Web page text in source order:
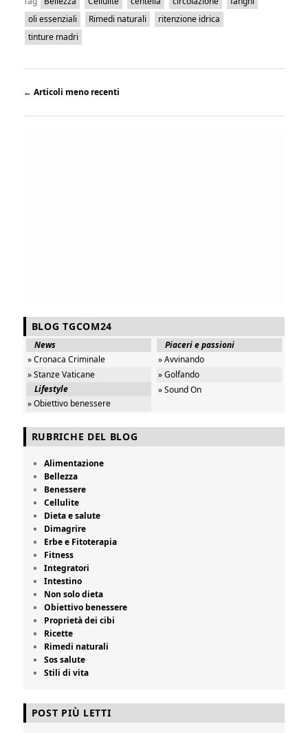
oli essenziali
Rimedi naturali
ritenzione idrica
tinture madri
← Articoli meno recenti
BLOG TGCOM24
News
» Cronaca Criminale
» Stanze Vaticane
Lifestyle
» Obiettivo benessere
Piaceri e passioni
» Avvinando
» Golfando
» Sound On
RUBRICHE DEL BLOG
Alimentazione
Bellezza
Benessere
Cellulite
Dieta e salute
Dimagrire
Erbe e Fitoterapia
Fitness
Integratori
Intestino
Non solo dieta
Obiettivo benessere
Proprietà dei cibi
Ricette
Rimedi naturali
Sos salute
Stili di vita
POST PIÙ LETTI